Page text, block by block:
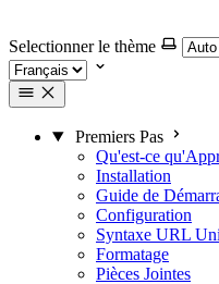
Selectionner le thème
Premiers Pas
Qu'est-ce
Installation
Guide de
Configuration
Syntaxe URL
Formatage
Pièces Jointes